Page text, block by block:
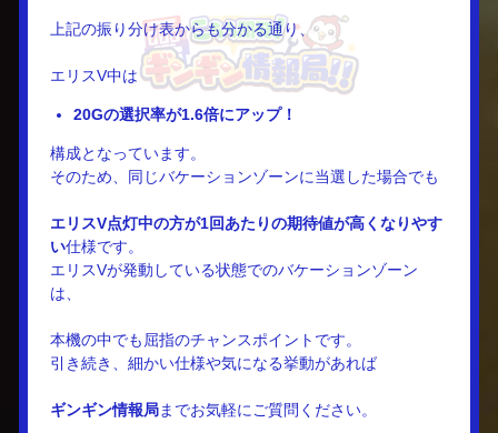
上記の振り分け表からも分かる通り、
エリスV中は
20Gの選択率が1.6倍にアップ！
構成となっています。
そのため、同じバケーションゾーンに当選した場合でも
エリスV点灯中の方が1回あたりの期待値が高くなりやす
い仕様です。
エリスVが発動している状態でのバケーションゾーン
は、
本機の中でも屈指のチャンスポイントです。
引き続き、細かい仕様や気になる挙動があれば
ギンギン情報局までお気軽にご質問ください。